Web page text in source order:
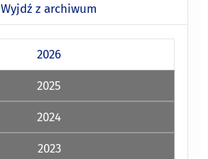
Wyjdź z archiwum
2026
2025
2024
2023